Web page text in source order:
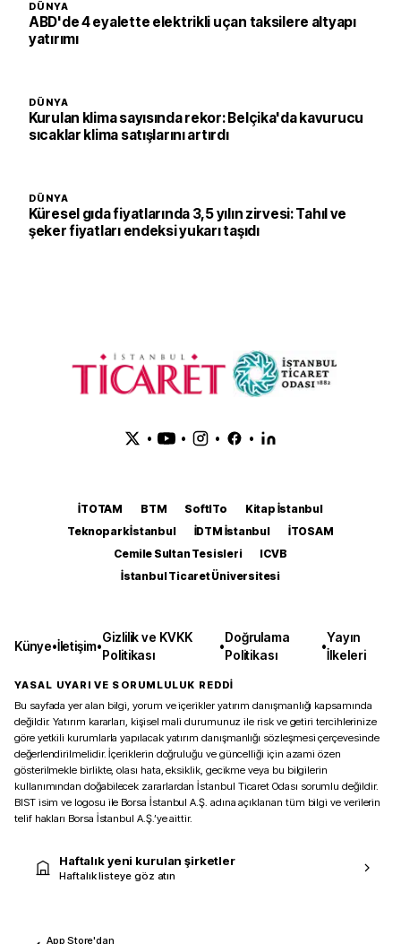
DÜNYA
ABD'de 4 eyalette elektrikli uçan taksilere altyapı
yatırımı
DÜNYA
Kurulan klima sayısında rekor: Belçika'da kavurucu
sıcaklar klima satışlarını artırdı
DÜNYA
Küresel gıda fiyatlarında 3,5 yılın zirvesi: Tahıl ve
şeker fiyatları endeksi yukarı taşıdı
• • • •
İTOTAM BTM SoftITo
Kitap İstanbul
Teknopark İstanbul
İDTM İstanbul
İTOSAM
Cemile Sultan Tesisleri
ICVB
İstanbul Ticaret Üniversitesi
Künye•İletişim•
Gizlilik ve KVKK
Politikası
•
Doğrulama
Politikası
•
Yayın
İlkeleri
YASAL UYARI VE SORUMLULUK REDDİ
Bu sayfada yer alan bilgi, yorum ve içerikler yatırım danışmanlığı kapsamında
değildir. Yatırım kararları, kişisel mali durumunuz ile risk ve getiri tercihlerinize
göre yetkili kurumlarla yapılacak yatırım danışmanlığı sözleşmesi çerçevesinde
değerlendirilmelidir. İçeriklerin doğruluğu ve güncelliği için azami özen
gösterilmekle birlikte, olası hata, eksiklik, gecikme veya bu bilgilerin
kullanımından doğabilecek zararlardan İstanbul Ticaret Odası sorumlu değildir.
BIST isim ve logosu ile Borsa İstanbul A.Ş. adına açıklanan tüm bilgi ve verilerin
telif hakları Borsa İstanbul A.Ş.’ye aittir.
Haftalık yeni kurulan şirketler
Haftalık listeye göz atın
App Store'dan